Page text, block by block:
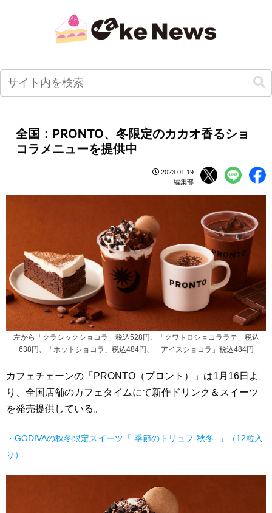
全国：PRONTO、冬限定のカカオ香るショ
コラメニューを提供中
2023.01.19
編集部
左から「クラシックショコラ」税込528円、「クワトロショコララテ」税込
638円、「ホットショコラ」税込484円、「アイスショコラ」税込484円
カフェチェーンの「PRONTO（プロント）」は1月16日よ
り、全国店舗のカフェタイムにて新作ドリンク＆スイーツ
を発売提供している。
・GODIVAの秋冬限定スイーツ「 季節のトリュフ-秋冬- 」（12粒入
り）